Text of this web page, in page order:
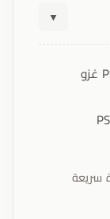
▼
عنوان هجين: Iron Saga VS على PS5 غزو